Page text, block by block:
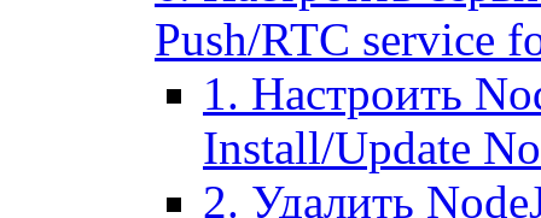
Push/RTC service
1. Настроить
Install/Update
2. Удалить